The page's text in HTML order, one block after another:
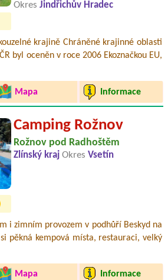
Okres Jindřichův Hradec
krajině Chráněné krajinné oblasti
byl oceněn v roce 2006 Ekoznačkou EU,
Mapa Informace
Camping Rožnov
Rožnov pod Radhoštěm
Zlínský kraj Okres Vsetín
i zimním provozem v podhůří Beskyd na
pěkná kempová místa, restauraci, velký
Mapa Informace